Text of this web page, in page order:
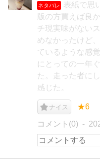
ネタバレ
表紙で思
版の方買えば良
チ現実味がない
めなかったけど
ているような感
にとっての一年
た。走った者に
感じた。
ナイス ★6
コメント(0)